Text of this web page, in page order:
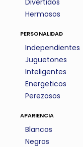
Divertidos
Hermosos
personalidad
Independientes
Juguetones
Inteligentes
Energeticos
Perezosos
apariencia
Blancos
Negros